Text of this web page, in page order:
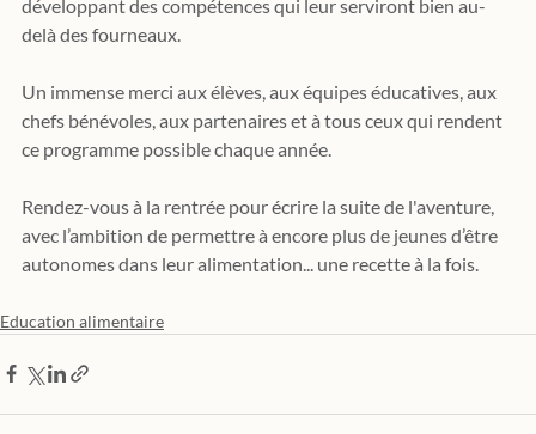
développant des compétences qui leur serviront bien au-
delà des fourneaux.
Un immense merci aux élèves, aux équipes éducatives, aux
chefs bénévoles, aux partenaires et à tous ceux qui rendent
ce programme possible chaque année.
Rendez-vous à la rentrée pour écrire la suite de l'aventure,
avec l’ambition de permettre à encore plus de jeunes d’être
autonomes dans leur alimentation... une recette à la fois.
Education alimentaire